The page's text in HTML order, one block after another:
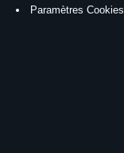
Paramètres Cookies